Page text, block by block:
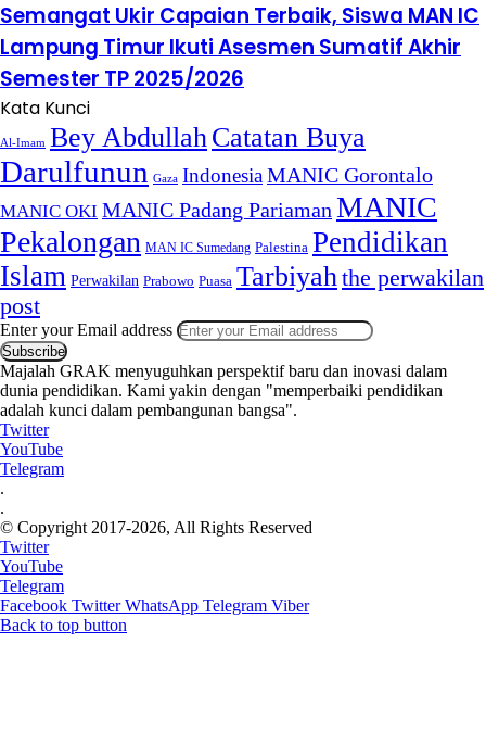
Semangat Ukir Capaian Terbaik, Siswa MAN IC
Lampung Timur Ikuti Asesmen Sumatif Akhir
Semester TP 2025/2026
Kata Kunci
Al-Imam Bey AbdullahCatatan Buya
Darulfunun Gaza IndonesiaMANIC Gorontalo
MANIC OKI MANIC Padang Pariaman MANIC
Pekalongan MAN IC Sumedang Palestina Pendidikan
Islam Perwakilan Prabowo Puasa Tarbiyahthe perwakilan
post
Enter your Email address
Majalah GRAK menyuguhkan perspektif baru dan inovasi dalam
dunia pendidikan. Kami yakin dengan "memperbaiki pendidikan
adalah kunci dalam pembangunan bangsa".
Twitter
YouTube
Telegram
.
.
© Copyright 2017-2026, All Rights Reserved
Twitter
YouTube
Telegram
Facebook Twitter WhatsApp Telegram Viber
Back to top button